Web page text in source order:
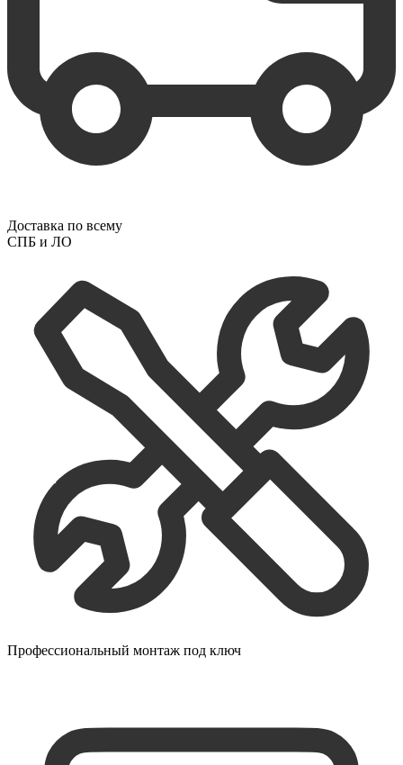
Доставка по всему
СПБ и ЛО
Профессиональный монтаж под ключ